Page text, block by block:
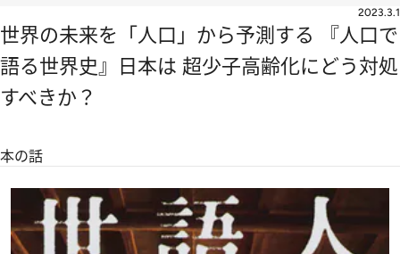
2023.3.1
世界の未来を「人口」から予測する 『人口で
語る世界史』日本は 超少子高齢化にどう対処
すべきか？
本の話